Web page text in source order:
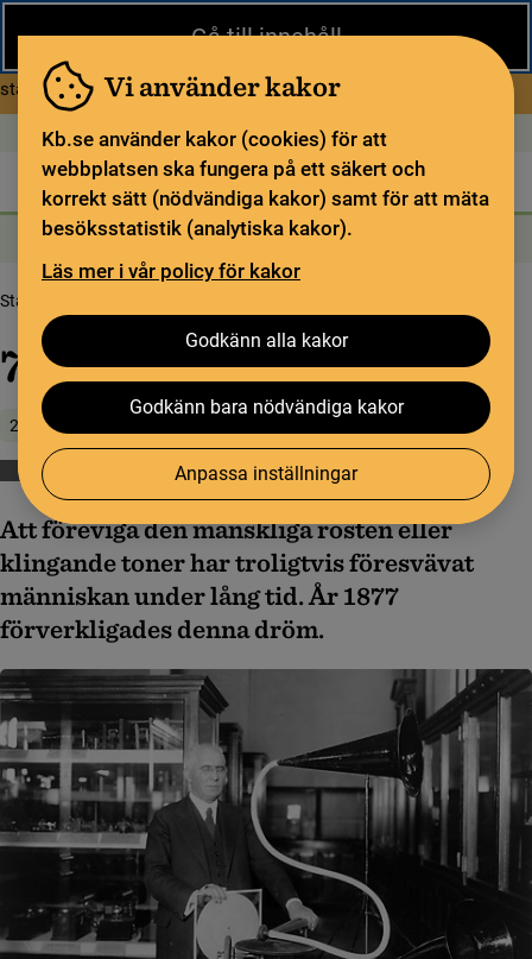
Gå till innehåll
Under sommaren har KB begränsad service och särskilda
öppettider. Vissa veckor är en del funktioner och samlingar
stängda.Läs mer om Begränsad service i sommar
Vi använder kakor
Kb.se använder kakor (cookies) för att
webbplatsen ska fungera på ett säkert och
korrekt sätt (nödvändiga kakor) samt för att mäta
besöksstatistik (analytiska kakor).
Läs mer i vår policy för kakor
Godkänn alla kakor
Godkänn bara nödvändiga kakor
Anpassa inställningar
Öppet idag: StängtIn English
Biblioteket För bibliotekssektorn Pliktleverans och ISBN
Sök Sök
Söktjänster
Startsida
78-varvsepoken
22 oktober 2020
Musik
Att föreviga den mänskliga rösten eller
klingande toner har troligtvis föresvävat
människan under lång tid. År 1877
förverkligades denna dröm.